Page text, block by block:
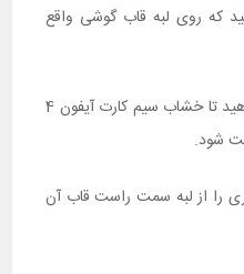
که روی لبه قاب گوشی واقع
سوزن را به سمت داخل فشار دهید تا خشاب سیم کارت آیفون 4
شود.
آیفون 4 تعمیری را از لبه سمت راست قاب آن